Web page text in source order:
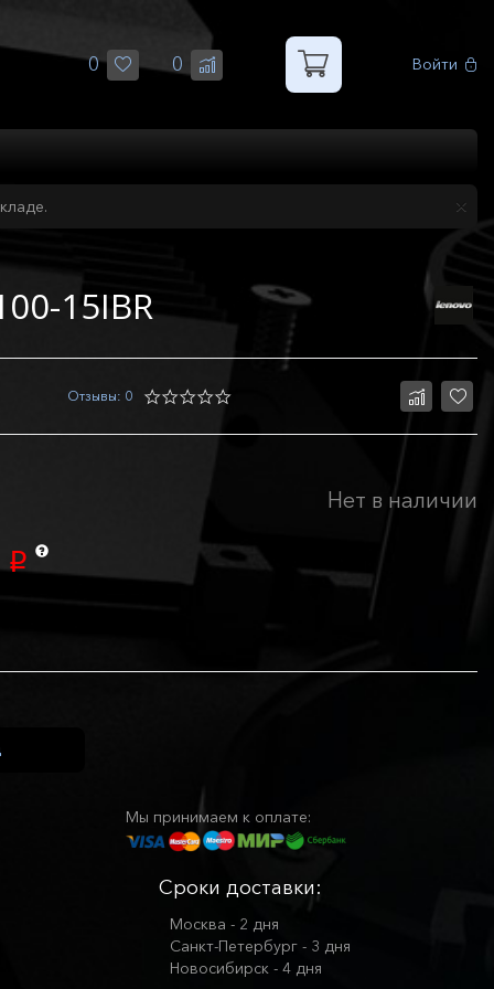
0 0 Войти
15IBR
Отзывы: 0
p
Нет в наличии
Мы принимаем к оплате:
Сроки доставки:
Москва - 2 дня
Санкт-Петербург - 3 дня
Новосибирск - 4 дня